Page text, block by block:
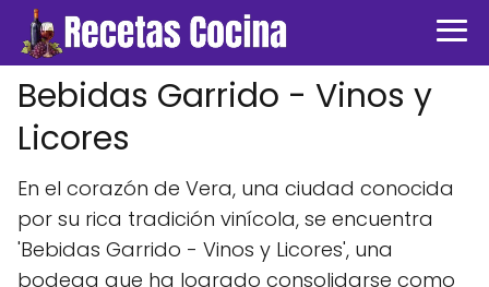
Bebidas Garrido - Vinos y
Licores
En el corazón de Vera, una ciudad conocida
por su rica tradición vinícola, se encuentra
'Bebidas Garrido - Vinos y Licores', una
bodega que ha logrado consolidarse como